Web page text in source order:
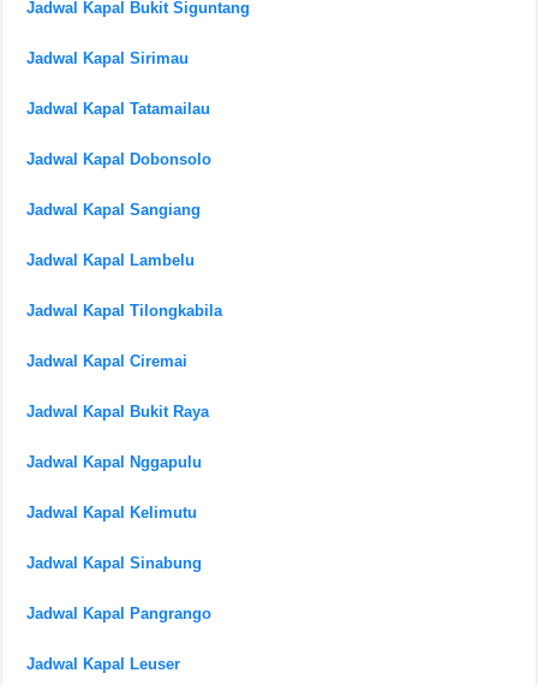
Jadwal Kapal Bukit Siguntang
Jadwal Kapal Sirimau
Jadwal Kapal Tatamailau
Jadwal Kapal Dobonsolo
Jadwal Kapal Sangiang
Jadwal Kapal Lambelu
Jadwal Kapal Tilongkabila
Jadwal Kapal Ciremai
Jadwal Kapal Bukit Raya
Jadwal Kapal Nggapulu
Jadwal Kapal Kelimutu
Jadwal Kapal Sinabung
Jadwal Kapal Pangrango
Jadwal Kapal Leuser